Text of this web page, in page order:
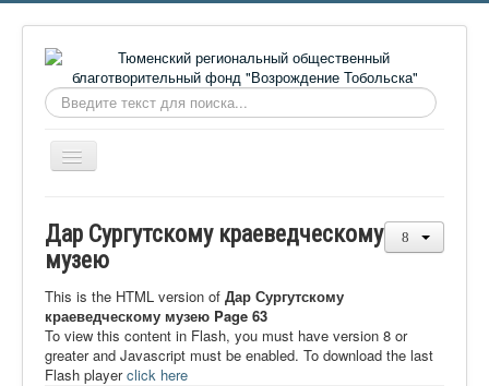
Искать...
Включить/
выключить
О фонде
Видеоматериалы
Контакты
Дар Сургутскому краеведческому
музею
This is the HTML version of Дар Сургутскому
краеведческому музею Page 63
To view this content in Flash, you must have version 8 or
greater and Javascript must be enabled. To download the last
Flash playerclick here